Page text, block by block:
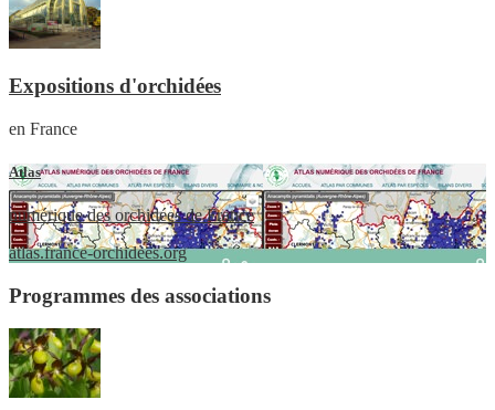
Expositions d'orchidées
en France
Atlas
numérique des orchidées de France
atlas.france-orchidees.org
Programmes des associations